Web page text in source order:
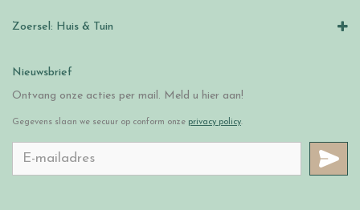
Zoersel: Huis & Tuin
Nieuwsbrief
Ontvang onze acties per mail. Meld u hier aan!
Gegevens slaan we secuur op conform onze privacy policy.